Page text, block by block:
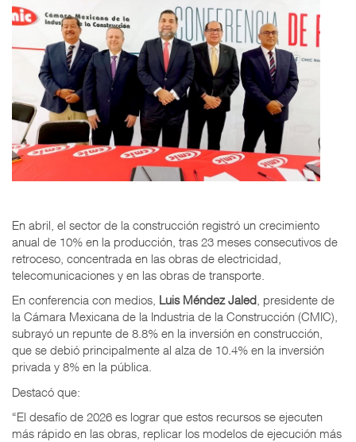
En abril, el sector de la construcción registró un crecimiento
anual de 10% en la producción, tras 23 meses consecutivos de
retroceso, concentrada en las obras de electricidad,
telecomunicaciones y en las obras de transporte.
En conferencia con medios, Luis Méndez Jaled , presidente de
la Cámara Mexicana de la Industria de la Construcción (CMIC),
subrayó un repunte de 8.8% en la inversión en construcción,
que se debió principalmente al alza de 10.4% en la inversión
privada y 8% en la pública.
Destacó que:
“El desafío de 2026 es lograr que estos recursos se ejecuten
más rápido en las obras, replicar los modelos de ejecución más